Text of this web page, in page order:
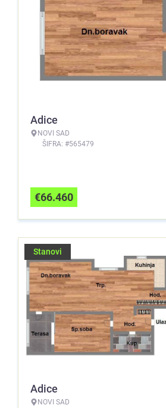
Adice
NOVI SAD
ŠIFRA: #565479
€66.460
Stanovi
Adice
NOVI SAD